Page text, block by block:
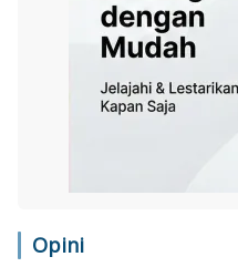
Opini